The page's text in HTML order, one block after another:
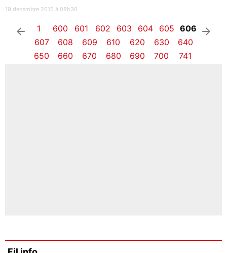
19 décembre 2015 à 08h30
arrow_left 1 600 601 602 603 604 605 606
607
608 609 610 620 630
640
650
660 670 680 690 700 741
arrow_right